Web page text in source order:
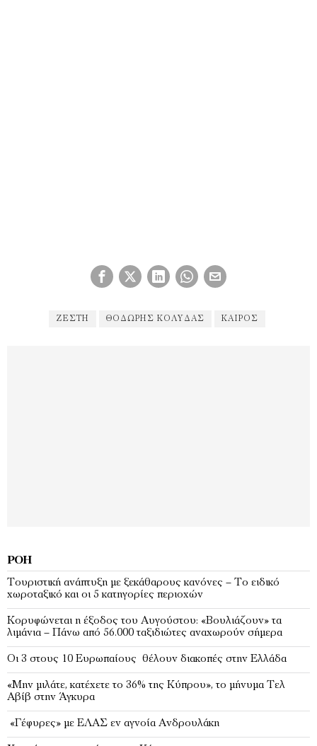
ΖΕΣΤΗ ΘΟΔΩΡΉΣ ΚΟΛΥΔΆΣ ΚΑΙΡΌΣ
ΡΟΉ
Τουριστική ανάπτυξη με ξεκάθαρους κανόνες – Το ειδικό
χωροταξικό και οι 5 κατηγορίες περιοχών
Κορυφώνεται η έξοδος του Αυγούστου: «Βουλιάζουν» τα
λιμάνια – Πάνω από 56.000 ταξιδιώτες αναχωρούν σήμερα
Οι 3 στους 10 Ευρωπαίους θέλουν διακοπές στην Ελλάδα
«Μην μιλάτε, κατέχετε το 36% της Κύπρου», το μήνυμα Τελ
Αβίβ στην Άγκυρα
«Γέφυρες» με ΕΛΑΣ εν αγνοία Ανδρουλάκη